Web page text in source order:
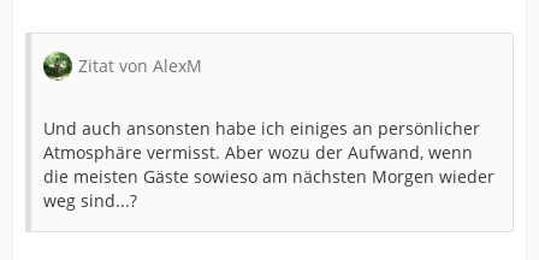
Zitat von AlexM
Und auch ansonsten habe ich einiges an persönlicher
Atmosphäre vermisst. Aber wozu der Aufwand, wenn
die meisten Gäste sowieso am nächsten Morgen wieder
weg sind...?